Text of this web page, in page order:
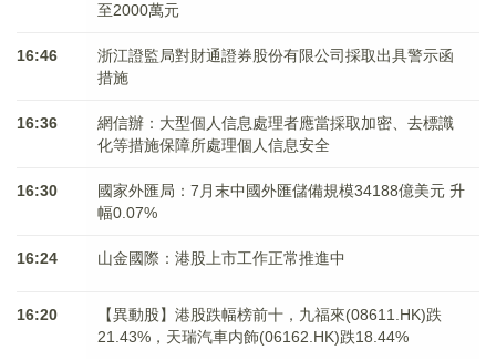
至2000萬元
16:46
浙江證監局對財通證券股份有限公司採取出具警示函
措施
16:36
網信辦：大型個人信息處理者應當採取加密、去標識
化等措施保障所處理個人信息安全
16:30
國家外匯局：7月末中國外匯儲備規模34188億美元 升
幅0.07%
16:24 山金國際：港股上市工作正常推進中
16:20
【異動股】港股跌幅榜前十，九福來(08611.HK)跌
21.43%，天瑞汽車内飾(06162.HK)跌18.44%